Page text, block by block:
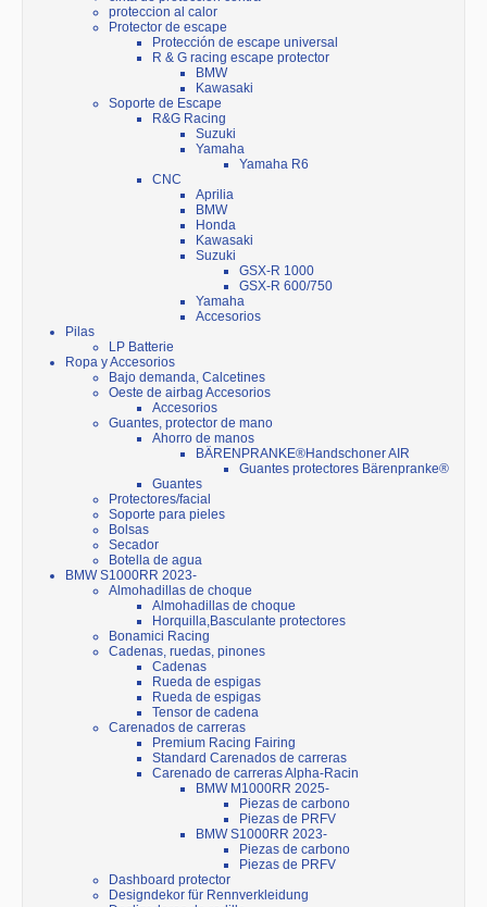
proteccion al calor
Protector de escape
Protección de escape universal
R & G racing escape protector
BMW
Kawasaki
Soporte de Escape
R&G Racing
Suzuki
Yamaha
Yamaha R6
CNC
Aprilia
BMW
Honda
Kawasaki
Suzuki
GSX-R 1000
GSX-R 600/750
Yamaha
Accesorios
Pilas
LP Batterie
Ropa y Accesorios
Bajo demanda, Calcetines
Oeste de airbag Accesorios
Accesorios
Guantes, protector de mano
Ahorro de manos
BÄRENPRANKE®Handschoner AIR
Guantes protectores Bärenpranke®
Guantes
Protectores/facial
Soporte para pieles
Bolsas
Secador
Botella de agua
BMW S1000RR 2023-
Almohadillas de choque
Almohadillas de choque
Horquilla,Basculante protectores
Bonamici Racing
Cadenas, ruedas, pinones
Cadenas
Rueda de espigas
Rueda de espigas
Tensor de cadena
Carenados de carreras
Premium Racing Fairing
Standard Carenados de carreras
Carenado de carreras Alpha-Racin
BMW M1000RR 2025-
Piezas de carbono
Piezas de PRFV
BMW S1000RR 2023-
Piezas de carbono
Piezas de PRFV
Dashboard protector
Designdekor für Rennverkleidung